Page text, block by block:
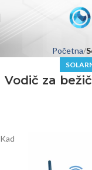
Početna
Vodič za
Kad